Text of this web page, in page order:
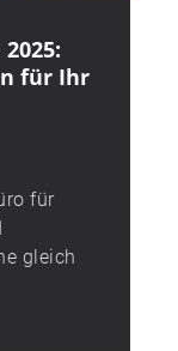
für Ihr
für
gleich